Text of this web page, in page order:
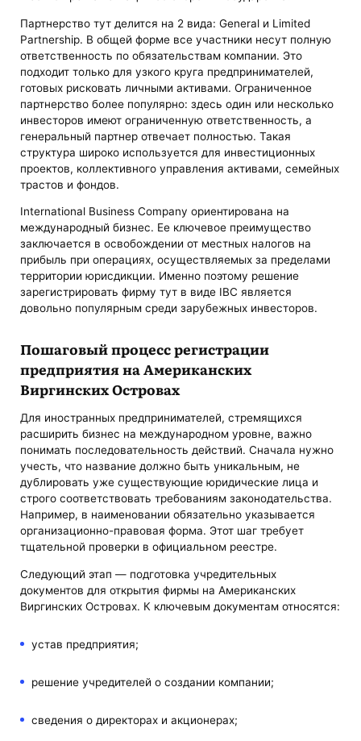
Партнерство тут делится на 2 вида: General и Limited
Partnership. В общей форме все участники несут полную
ответственность по обязательствам компании. Это
подходит только для узкого круга предпринимателей,
готовых рисковать личными активами. Ограниченное
партнерство более популярно: здесь один или несколько
инвесторов имеют ограниченную ответственность, а
генеральный партнер отвечает полностью. Такая
структура широко используется для инвестиционных
проектов, коллективного управления активами, семейных
трастов и фондов.
International Business Company ориентирована на
международный бизнес. Ее ключевое преимущество
заключается в освобождении от местных налогов на
прибыль при операциях, осуществляемых за пределами
территории юрисдикции. Именно поэтому решение
зарегистрировать фирму тут в виде IBC является
довольно популярным среди зарубежных инвесторов.
Пошаговый процесс регистрации
предприятия на Американских
Виргинских Островах
Для иностранных предпринимателей, стремящихся
расширить бизнес на международном уровне, важно
понимать последовательность действий. Сначала нужно
учесть, что название должно быть уникальным, не
дублировать уже существующие юридические лица и
строго соответствовать требованиям законодательства.
Например, в наименовании обязательно указывается
организационно-правовая форма. Этот шаг требует
тщательной проверки в официальном реестре.
Следующий этап — подготовка учредительных
документов для открытия фирмы на Американских
Виргинских Островах. К ключевым документам относятся:
устав предприятия;
решение учредителей о создании компании;
сведения о директорах и акционерах;